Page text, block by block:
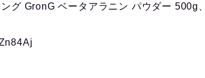
グ GronG ベータアラニン パウダー 500g